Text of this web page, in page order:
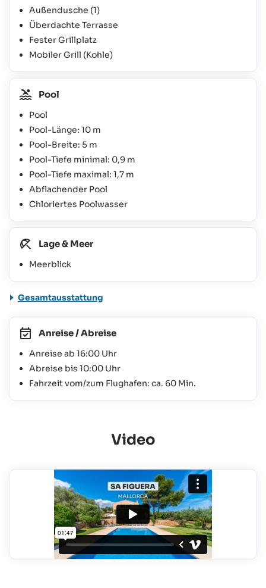
Außendusche (1)
Überdachte Terrasse
Fester Grillplatz
Mobiler Grill (Kohle)
Pool
Pool
Pool-Länge: 10 m
Pool-Breite: 5 m
Pool-Tiefe minimal: 0,9 m
Pool-Tiefe maximal: 1,7 m
Abflachender Pool
Chloriertes Poolwasser
Lage & Meer
Meerblick
Gesamtausstattung
Anreise / Abreise
Anreise ab 16:00 Uhr
Abreise bis 10:00 Uhr
Fahrzeit vom/zum Flughafen: ca. 60 Min.
Video